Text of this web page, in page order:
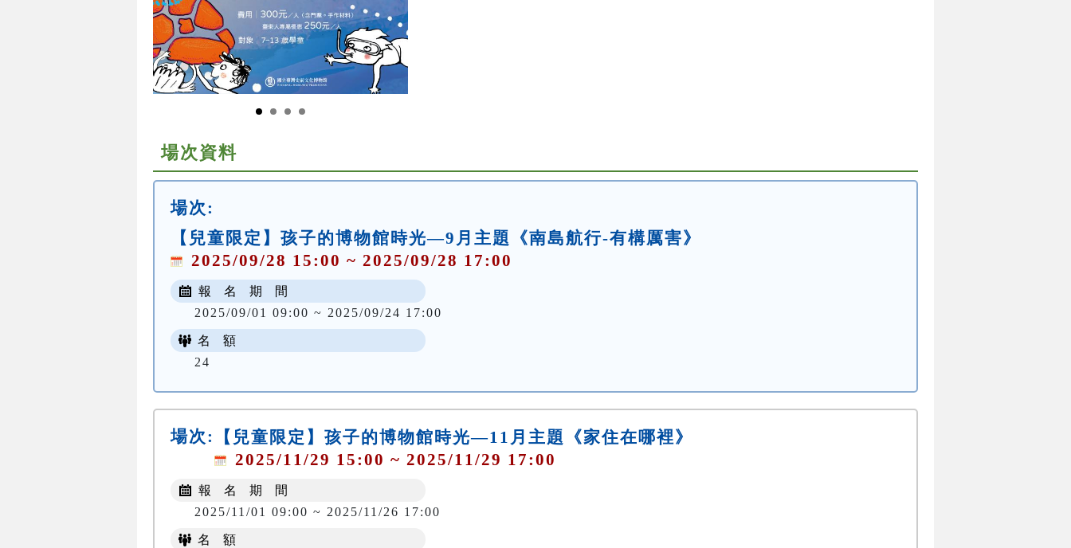
場次資料
場次:
【兒童限定】孩子的博物館時光—9月主題《南島航行-有構厲害》
2025/09/28 15:00 ~ 2025/09/28 17:00
報 名 期 間
2025/09/01 09:00 ~ 2025/09/24 17:00
名 額
24
場次:
【兒童限定】孩子的博物館時光—11月主題《家住在哪裡》
2025/11/29 15:00 ~ 2025/11/29 17:00
報 名 期 間
2025/11/01 09:00 ~ 2025/11/26 17:00
名 額